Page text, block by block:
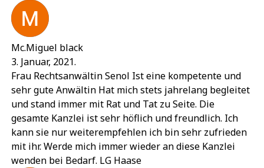
Mc.Miguel black
3. Januar, 2021.
Frau Rechtsanwältin Senol Ist eine kompetente und
sehr gute Anwältin Hat mich stets jahrelang begleitet
und stand immer mit Rat und Tat zu Seite. Die
gesamte Kanzlei ist sehr höflich und freundlich. Ich
kann sie nur weiterempfehlen ich bin sehr zufrieden
mit ihr. Werde mich immer wieder an diese Kanzlei
wenden bei Bedarf. LG Haase